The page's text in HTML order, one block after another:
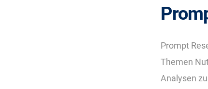
Prompt
Themen
Analysen